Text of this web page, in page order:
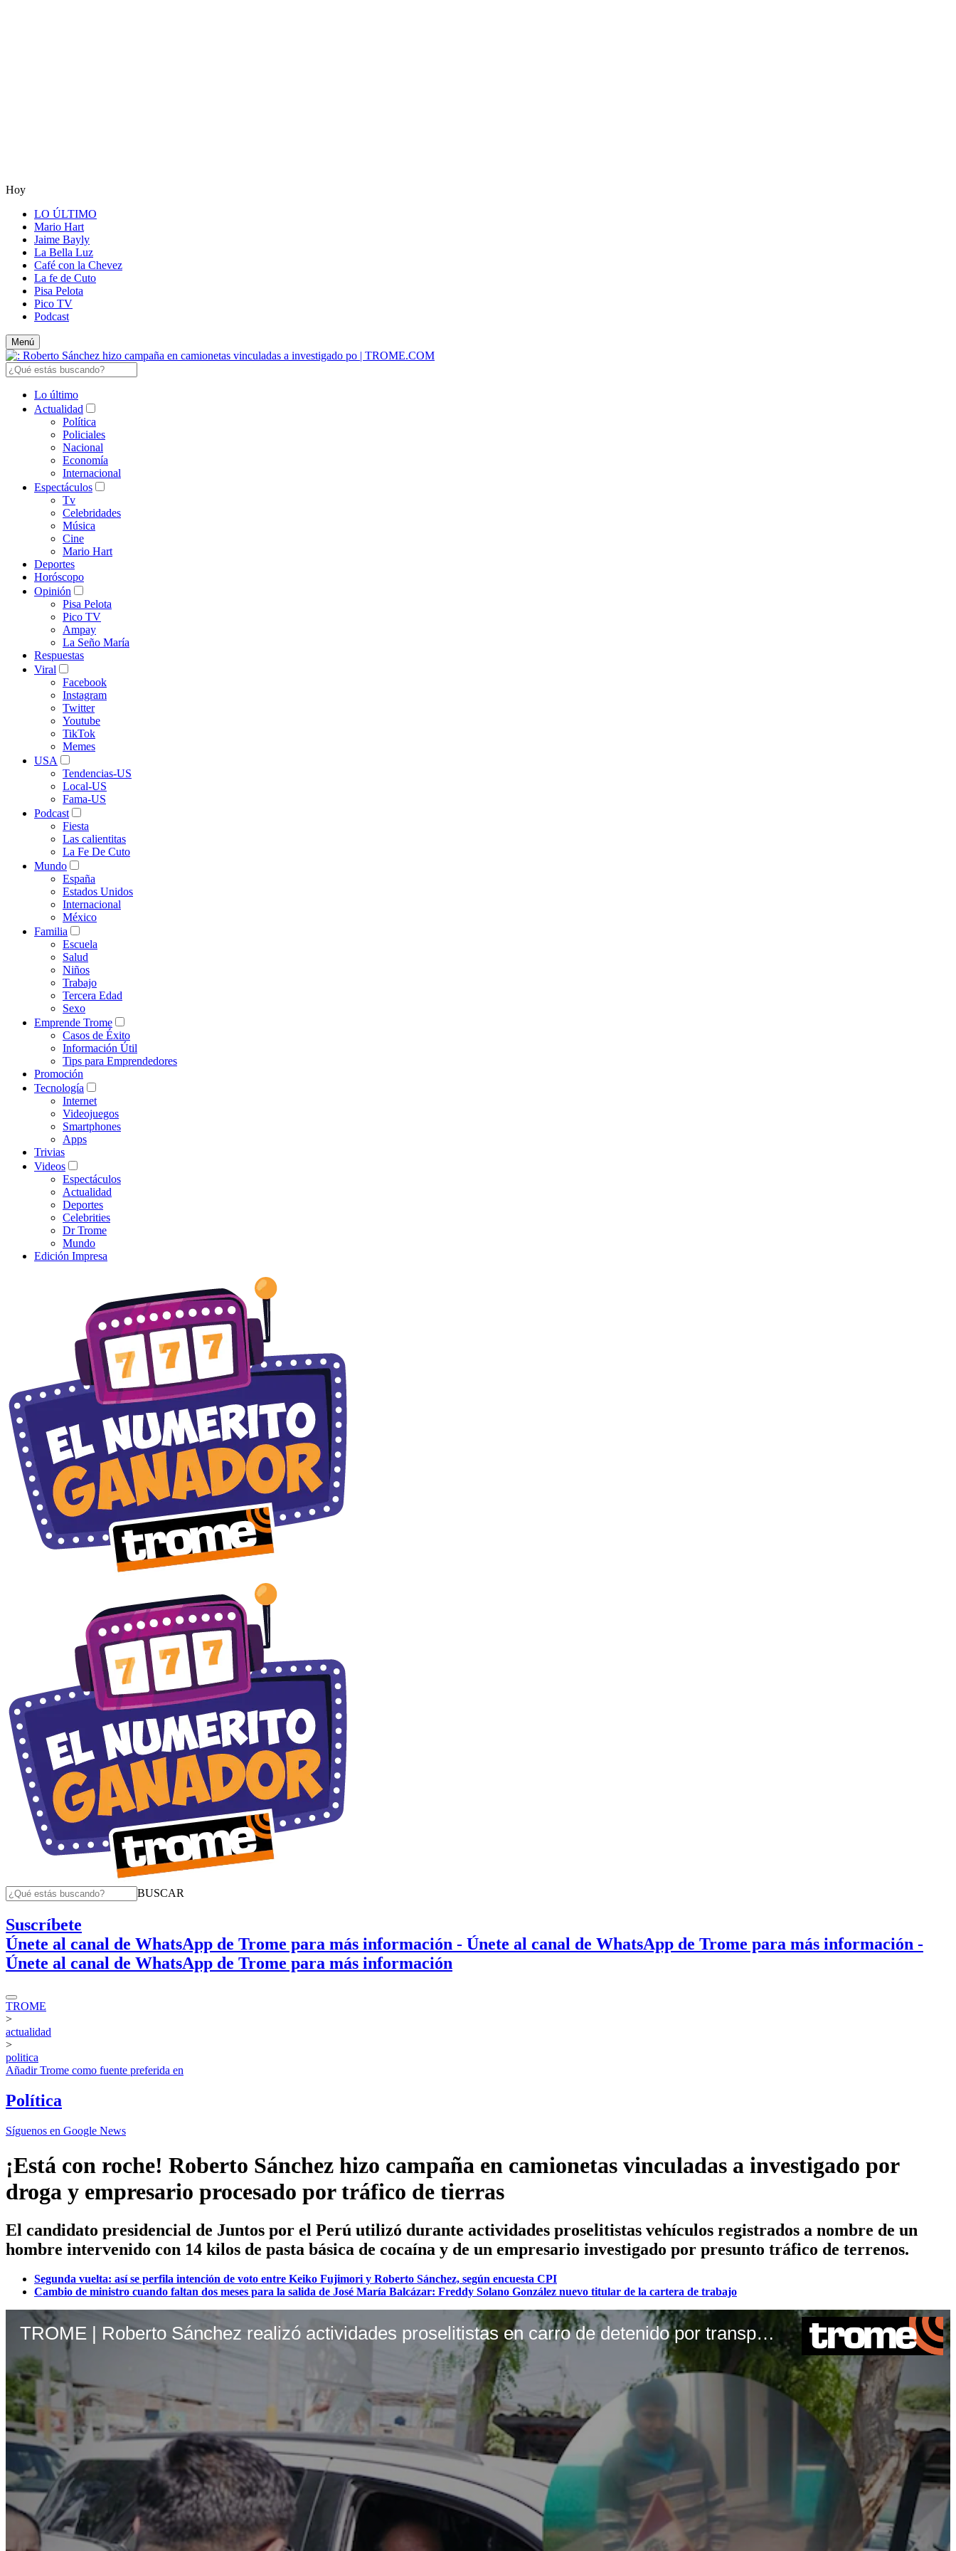
Hoy
LO ÚLTIMO
Mario Hart
Jaime Bayly
La Bella Luz
Café con la Chevez
La fe de Cuto
Pisa Pelota
Pico TV
Podcast
Menú
Lo último
Actualidad
Política
Policiales
Nacional
Economía
Internacional
Espectáculos
Tv
Celebridades
Música
Cine
Mario Hart
Deportes
Horóscopo
Opinión
Pisa Pelota
Pico TV
Ampay
La Seño María
Respuestas
Viral
Facebook
Instagram
Twitter
Youtube
TikTok
Memes
USA
Tendencias-US
Local-US
Fama-US
Podcast
Fiesta
Las calientitas
La Fe De Cuto
Mundo
España
Estados Unidos
Internacional
México
Familia
Escuela
Salud
Niños
Trabajo
Tercera Edad
Sexo
Emprende Trome
Casos de Éxito
Información Útil
Tips para Emprendedores
Promoción
Tecnología
Internet
Videojuegos
Smartphones
Apps
Trivias
Videos
Espectáculos
Actualidad
Deportes
Celebrities
Dr Trome
Mundo
Edición Impresa
BUSCAR
Suscríbete
Únete al canal de WhatsApp de Trome para más información - Únete al canal de WhatsApp de Trome para más información -
Únete al canal de WhatsApp de Trome para más información
TROME
>
actualidad
>
politica
AñadirTrome como fuente preferida en
Política
Síguenos en Google News
¡Está con roche! Roberto Sánchez hizo campaña en camionetas vinculadas a investigado por
droga y empresario procesado por tráfico de tierras
El candidato presidencial de Juntos por el Perú utilizó durante actividades proselitistas vehículos registrados a nombre de un
hombre intervenido con 14 kilos de pasta básica de cocaína y de un empresario investigado por presunto tráfico de terrenos.
Segunda vuelta: así se perfila intención de voto entre Keiko Fujimori y Roberto Sánchez, según encuesta CPI
Cambio de ministro cuando faltan dos meses para la salida de José María Balcázar: Freddy Solano González nuevo titular de la cartera de trabajo
TROME | Roberto Sánchez realizó actividades proselitistas en carro de detenido por transportar droga. Video: Canal N